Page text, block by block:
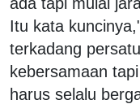
Itu kata
terkadang
kebersamaan
harus selalu